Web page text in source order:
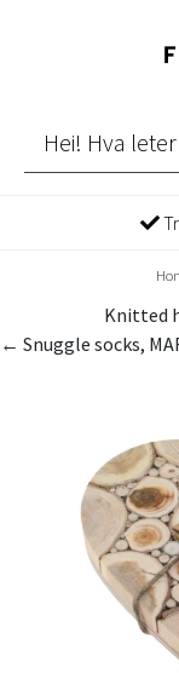
Knitted
← Snuggle socks,